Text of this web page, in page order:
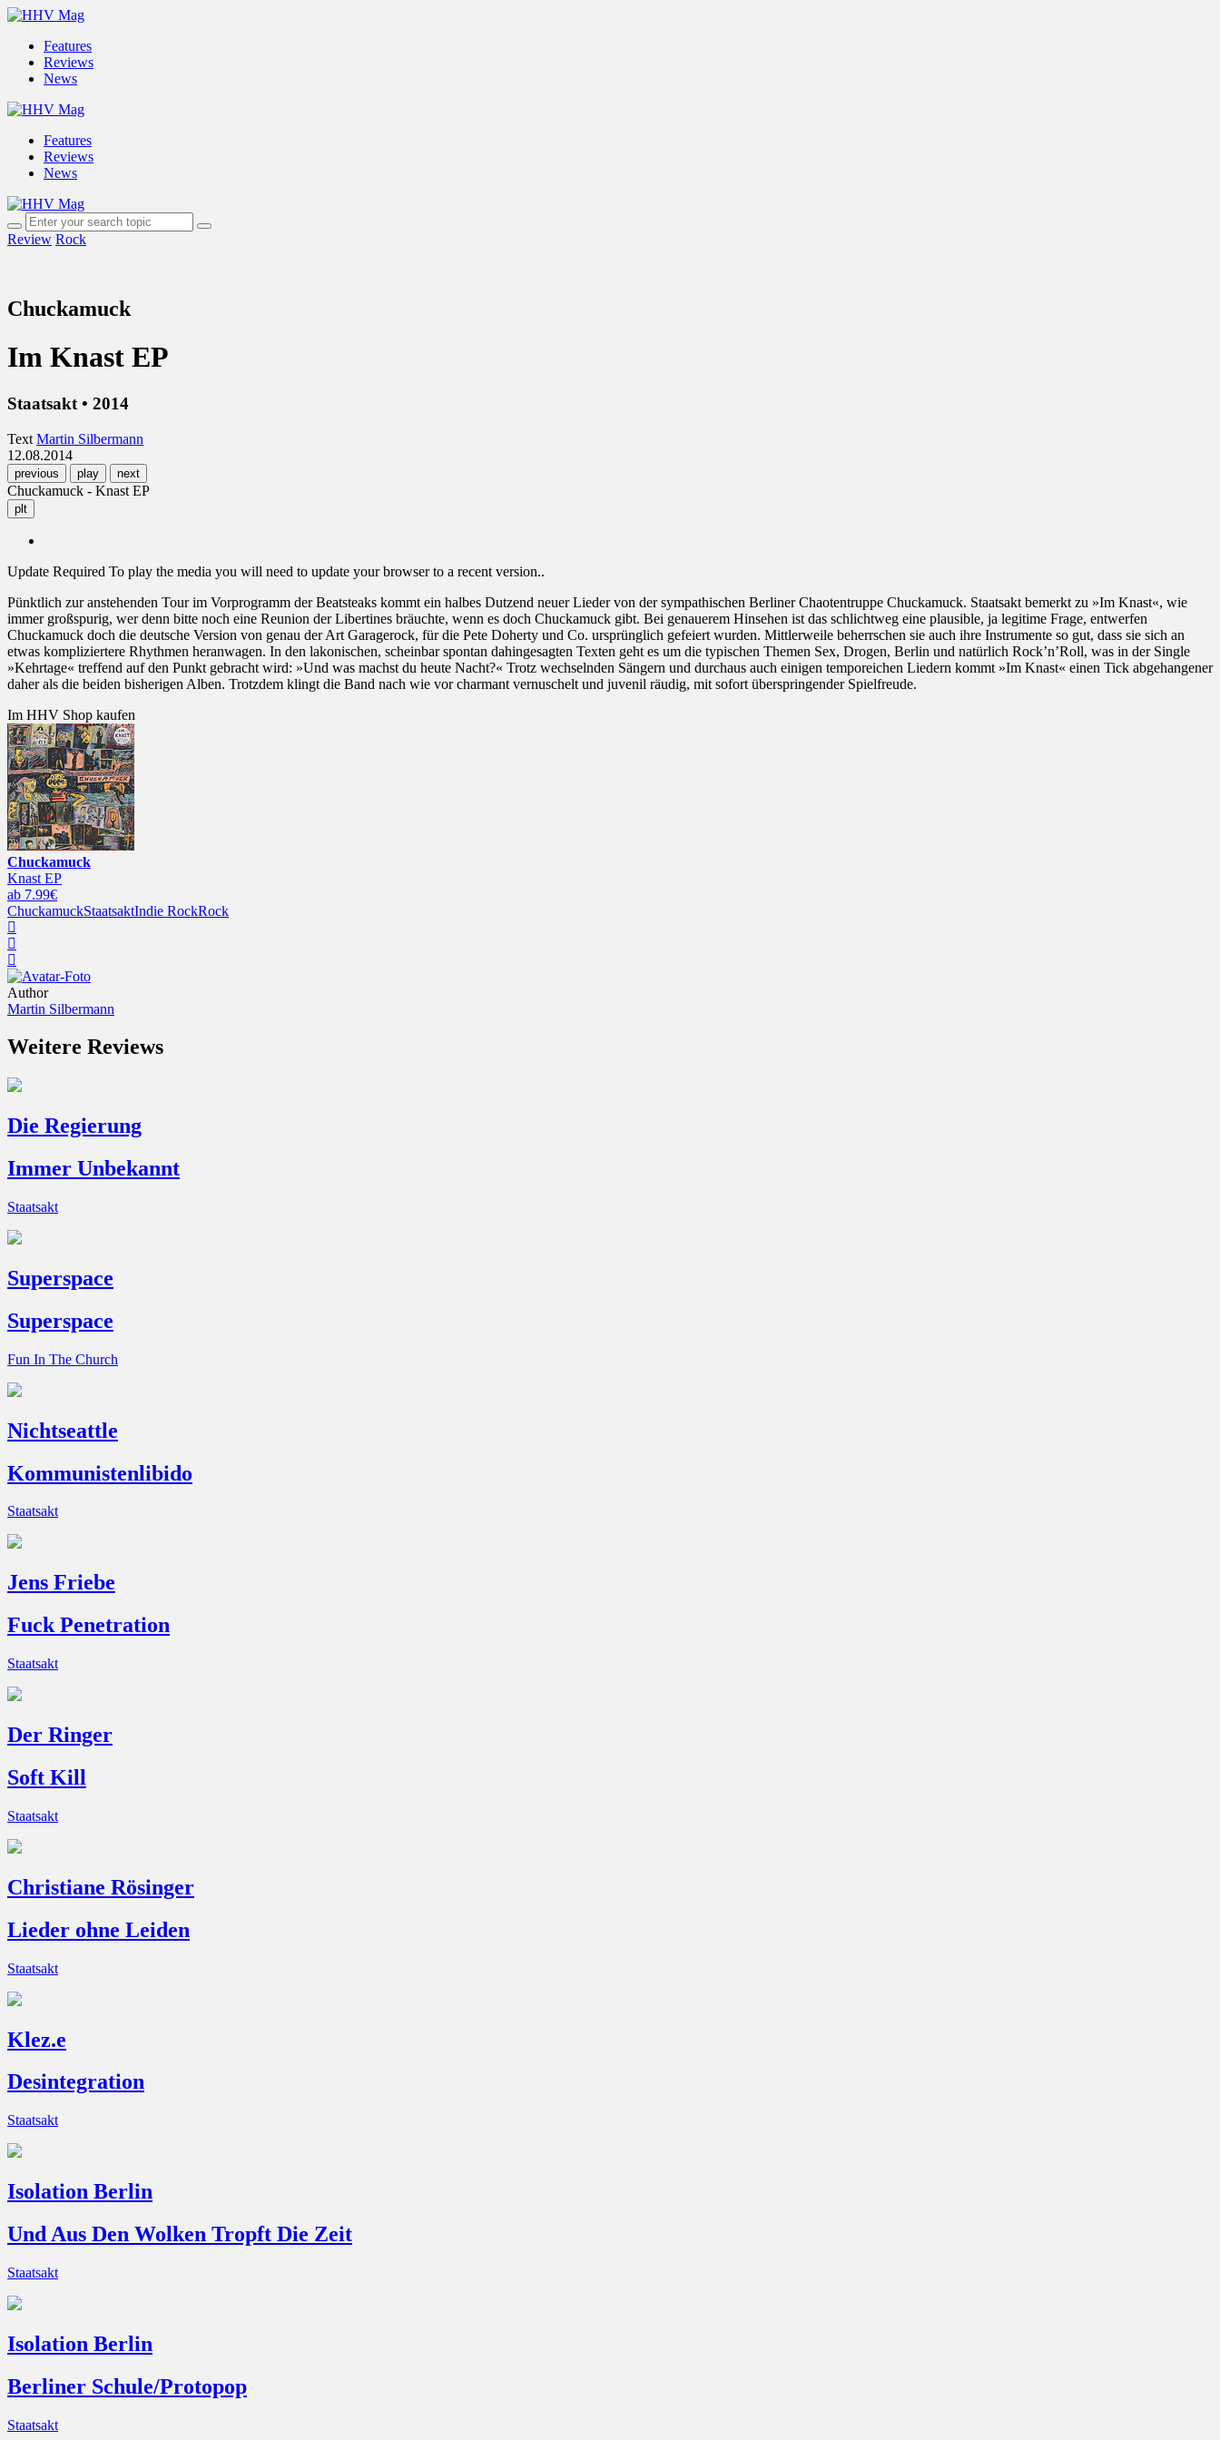
Features
Reviews
News
Features
Reviews
News
Review Rock
Chuckamuck
Im Knast EP
Staatsakt • 2014
Text Martin Silbermann
12.08.2014
previous play next
Chuckamuck - Knast EP
plt
Update Required To play the media you will need to update your browser to a recent version..
Pünktlich zur anstehenden Tour im Vorprogramm der Beatsteaks kommt ein halbes Dutzend neuer Lieder von der sympathischen Berliner Chaotentruppe Chuckamuck. Staatsakt bemerkt zu »Im Knast«, wie
immer großspurig, wer denn bitte noch eine Reunion der Libertines bräuchte, wenn es doch Chuckamuck gibt. Bei genauerem Hinsehen ist das schlichtweg eine plausible, ja legitime Frage, entwerfen
Chuckamuck doch die deutsche Version von genau der Art Garagerock, für die Pete Doherty und Co. ursprünglich gefeiert wurden. Mittlerweile beherrschen sie auch ihre Instrumente so gut, dass sie sich an
etwas kompliziertere Rhythmen heranwagen. In den lakonischen, scheinbar spontan dahingesagten Texten geht es um die typischen Themen Sex, Drogen, Berlin und natürlich Rock’n’Roll, was in der Single
»Kehrtage« treffend auf den Punkt gebracht wird: »Und was machst du heute Nacht?« Trotz wechselnden Sängern und durchaus auch einigen temporeichen Liedern kommt »Im Knast« einen Tick abgehangener
daher als die beiden bisherigen Alben. Trotzdem klingt die Band nach wie vor charmant vernuschelt und juvenil räudig, mit sofort überspringender Spielfreude.
Im HHV Shop kaufen
Chuckamuck
Knast EP
ab 7.99€
ChuckamuckStaatsaktIndie RockRock
Author
Martin Silbermann
Weitere Reviews
Die Regierung
Immer Unbekannt
Staatsakt
Superspace
Superspace
Fun In The Church
Nichtseattle
Kommunistenlibido
Staatsakt
Jens Friebe
Fuck Penetration
Staatsakt
Der Ringer
Soft Kill
Staatsakt
Christiane Rösinger
Lieder ohne Leiden
Staatsakt
Klez.e
Desintegration
Staatsakt
Isolation Berlin
Und Aus Den Wolken Tropft Die Zeit
Staatsakt
Isolation Berlin
Berliner Schule/Protopop
Staatsakt